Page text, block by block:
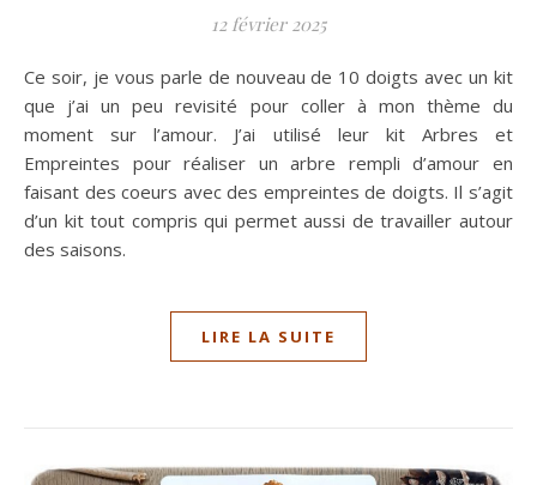
12 février 2025
Ce soir, je vous parle de nouveau de 10 doigts avec un kit
que j’ai un peu revisité pour coller à mon thème du
moment sur l’amour. J’ai utilisé leur kit Arbres et
Empreintes pour réaliser un arbre rempli d’amour en
faisant des coeurs avec des empreintes de doigts. Il s’agit
d’un kit tout compris qui permet aussi de travailler autour
des saisons.
LIRE LA SUITE